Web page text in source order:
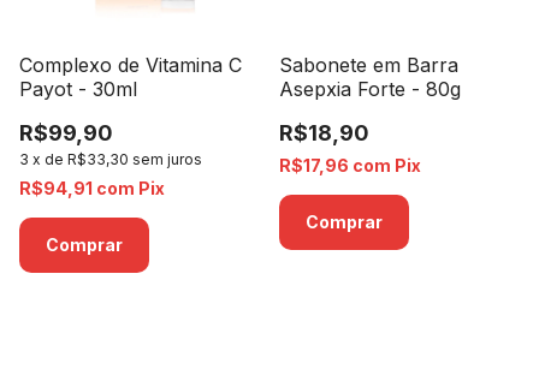
Complexo de Vitamina C
Payot - 30ml
R$99,90
3 x de R$33,30 sem juros
R$94,91 com Pix
Sabonete em Barra
Asepxia Forte - 80g
R$18,90
R$17,96 com Pix